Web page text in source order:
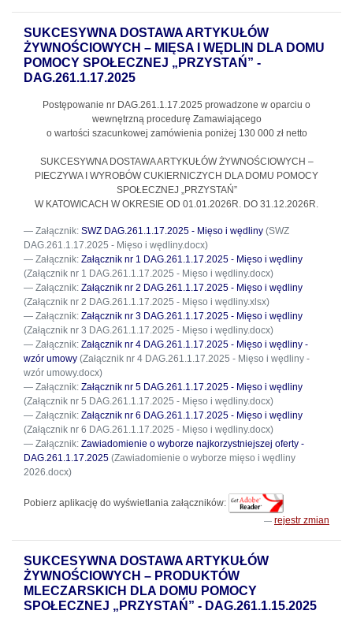
SUKCESYWNA DOSTAWA ARTYKUŁÓW
ŻYWNOŚCIOWYCH – MIĘSA I WĘDLIN DLA DOMU
POMOCY SPOŁECZNEJ „PRZYSTAŃ” -
DAG.261.1.17.2025
Postępowanie nr DAG.261.1.17.2025 prowadzone w oparciu o
wewnętrzną procedurę Zamawiającego
o wartości szacunkowej zamówienia poniżej 130 000 zł netto
SUKCESYWNA DOSTAWA ARTYKUŁÓW ŻYWNOŚCIOWYCH –
PIECZYWA I WYROBÓW CUKIERNICZYCH DLA DOMU POMOCY
SPOŁECZNEJ „PRZYSTAŃ”
W KATOWICACH W OKRESIE OD 01.01.2026R. DO 31.12.2026R.
Załącznik: SWZ DAG.261.1.17.2025 - Mięso i wędliny (SWZ
DAG.261.1.17.2025 - Mięso i wędliny.docx)
Załącznik: Załącznik nr 1 DAG.261.1.17.2025 - Mięso i wędliny
(Załącznik nr 1 DAG.261.1.17.2025 - Mięso i wędliny.docx)
Załącznik: Załącznik nr 2 DAG.261.1.17.2025 - Mięso i wędliny
(Załącznik nr 2 DAG.261.1.17.2025 - Mięso i wędliny.xlsx)
Załącznik: Załącznik nr 3 DAG.261.1.17.2025 - Mięso i wędliny
(Załącznik nr 3 DAG.261.1.17.2025 - Mięso i wędliny.docx)
Załącznik: Załącznik nr 4 DAG.261.1.17.2025 - Mięso i wędliny -
wzór umowy (Załącznik nr 4 DAG.261.1.17.2025 - Mięso i wędliny -
wzór umowy.docx)
Załącznik: Załącznik nr 5 DAG.261.1.17.2025 - Mięso i wędliny
(Załącznik nr 5 DAG.261.1.17.2025 - Mięso i wędliny.docx)
Załącznik: Załącznik nr 6 DAG.261.1.17.2025 - Mięso i wędliny
(Załącznik nr 6 DAG.261.1.17.2025 - Mięso i wędliny.docx)
Załącznik: Zawiadomienie o wyborze najkorzystniejszej oferty -
DAG.261.1.17.2025 (Zawiadomienie o wyborze mięso i wędliny
2026.docx)
Pobierz aplikację do wyświetlania załączników:
rejestr zmian
SUKCESYWNA DOSTAWA ARTYKUŁÓW
ŻYWNOŚCIOWYCH – PRODUKTÓW
MLECZARSKICH DLA DOMU POMOCY
SPOŁECZNEJ „PRZYSTAŃ” - DAG.261.1.15.2025